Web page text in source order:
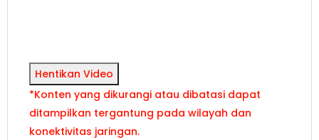
Hentikan Video
*Konten yang dikurangi atau dibatasi dapat
ditampilkan tergantung pada wilayah dan
konektivitas jaringan.